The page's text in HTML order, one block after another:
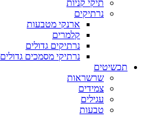
תיקי קניות
נרתיקים
ארנקי מטבעות
קלמרים
נרתיקים גדולים
נרתיקי מסמכים גדולים
תכשיטים
שרשראות
צמידים
עגילים
טבעות